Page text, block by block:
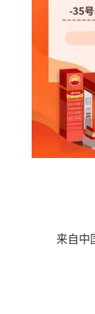
来自中